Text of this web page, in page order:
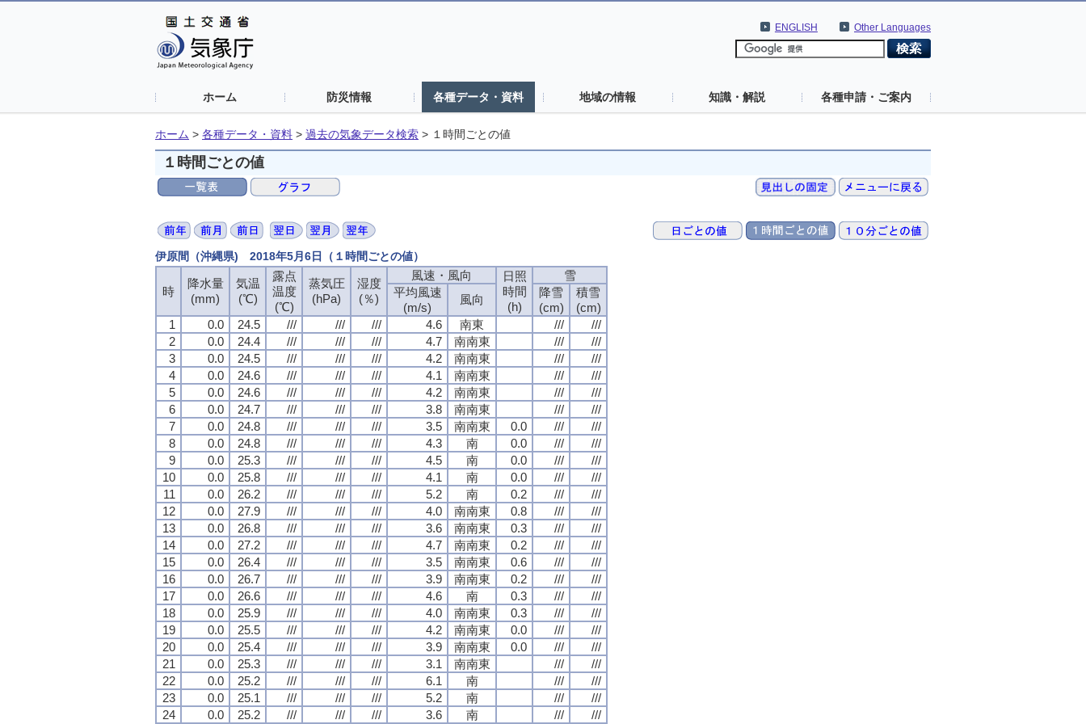
Other Languages
ENGLISH
ホーム 防災情報 各種データ・資料 地域の情報 知識・解説 各種申請・ご案内
ホーム > 各種データ・資料 > 過去の気象データ検索 > １時間ごとの値
１時間ごとの値
伊原間（沖縄県) 2018年5月6日（１時間ごとの値）
時
降水量
(mm)
気温
(℃)
露点
温度
(℃)
蒸気圧
(hPa)
湿度
(％)
風速・風向
日照
時間
(h)
雪
平均風速
(m/s)
風向
降雪
(cm)
積雪
(cm)
1
0.0 24.5 /// /// /// 4.6 南東 ///
///
2
0.0 24.4 /// /// /// 4.7 南南東 ///
///
3
0.0 24.5 /// /// /// 4.2 南南東 ///
///
4
0.0 24.6 /// /// /// 4.1 南南東 ///
///
5
0.0 24.6 /// /// /// 4.2 南南東 ///
///
6
0.0 24.7 /// /// /// 3.8 南南東 ///
///
7
0.0 24.8 /// /// /// 3.5 南南東 0.0 ///
///
8
0.0 24.8 /// /// /// 4.3 南 0.0 ///
///
9
0.0 25.3 /// /// /// 4.5 南 0.0 ///
///
10
0.0 25.8 /// /// /// 4.1 南 0.0 ///
///
11
0.0 26.2 /// /// /// 5.2 南 0.2 ///
///
12
0.0 27.9 /// /// /// 4.0 南南東 0.8 ///
///
13
0.0 26.8 /// /// /// 3.6 南南東 0.3 ///
///
14
0.0 27.2 /// /// /// 4.7 南南東 0.2 ///
///
15
0.0 26.4 /// /// /// 3.5 南南東 0.6 ///
///
16
0.0 26.7 /// /// /// 3.9 南南東 0.2 ///
///
17
0.0 26.6 /// /// /// 4.6 南 0.3 ///
///
18
0.0 25.9 /// /// /// 4.0 南南東 0.3 ///
///
19
0.0 25.5 /// /// /// 4.2 南南東 0.0 ///
///
20
0.0 25.4 /// /// /// 3.9 南南東 0.0 ///
///
21
0.0 25.3 /// /// /// 3.1 南南東 ///
///
22
0.0 25.2 /// /// /// 6.1 南 ///
///
23
0.0 25.1 /// /// /// 5.2 南 ///
///
24
0.0 25.2 /// /// /// 3.6 南 /// ///